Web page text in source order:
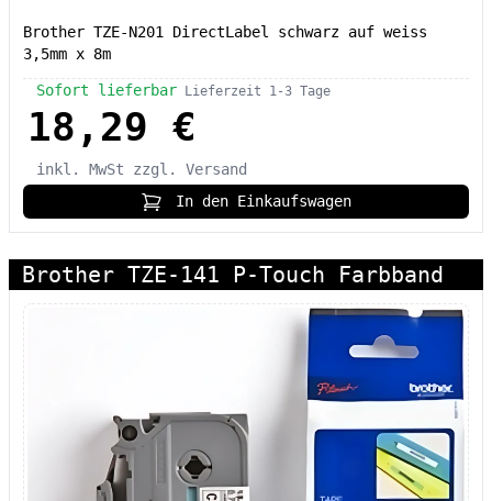
Brother TZE-N201 DirectLabel schwarz auf weiss
3,5mm x 8m
Sofort lieferbar Lieferzeit 1-3 Tage
18,29 €
inkl. MwSt
zzgl. Versand
In den Einkaufswagen
Brother TZE-141 P-Touch Farbband